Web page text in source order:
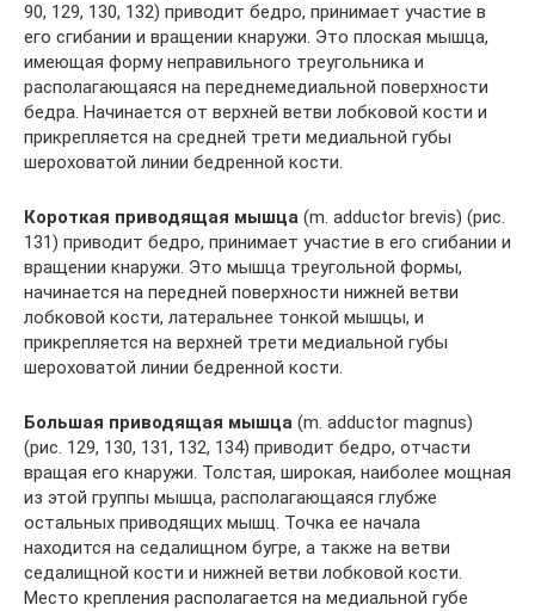
90, 129, 130, 132) приводит бедро, принимает участие в
его сгибании и вращении кнаружи. Это плоская мышца,
имеющая форму неправильного треугольника и
располагающаяся на переднемедиальной поверхности
бедра. Начинается от верхней ветви лобковой кости и
прикрепляется на средней трети медиальной губы
шероховатой линии бедренной кости.
Короткая приводящая мышца (m. adductor brevis) (рис.
131) приводит бедро, принимает участие в его сгибании и
вращении кнаружи. Это мышца треугольной формы,
начинается на передней поверхности нижней ветви
лобковой кости, латеральнее тонкой мышцы, и
прикрепляется на верхней трети медиальной губы
шероховатой линии бедренной кости.
Большая приводящая мышца (m. adductor magnus)
(рис. 129, 130, 131, 132, 134) приводит бедро, отчасти
вращая его кнаружи. Толстая, широкая, наиболее мощная
из этой группы мышца, располагающаяся глубже
остальных приводящих мышц. Точка ее начала
находится на седалищном бугре, а также на ветви
седалищной кости и нижней ветви лобковой кости.
Место крепления располагается на медиальной губе